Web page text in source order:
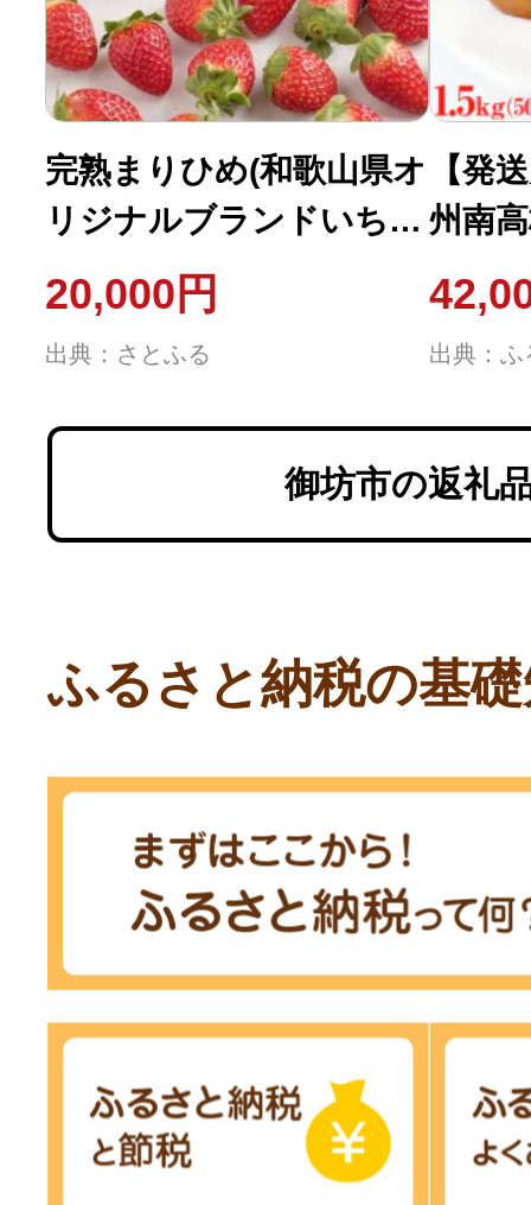
完熟まりひめ(和歌山県オ
リジナルブランドいち
ご)9～18粒入×4P(2023年
12月より順次発送)
20,000円
出典：さとふる
【発
州南
月・
出典：ふ
御坊市の返礼
ふるさと納税の基